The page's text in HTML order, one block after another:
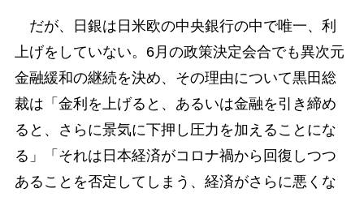
だが、日銀は日米欧の中央銀行の中で唯一、利
上げをしていない。6月の政策決定会合でも異次元
金融緩和の継続を決め、その理由について黒田総
裁は「金利を上げると、あるいは金融を引き締め
ると、さらに景気に下押し圧力を加えることにな
る」「それは日本経済がコロナ禍から回復しつつ
あることを否定してしまう、経済がさらに悪くな